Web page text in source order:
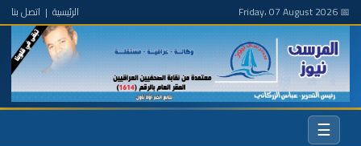
📅 Friday، 07 August 2026 الرئيسية | اتصل بنا
☰